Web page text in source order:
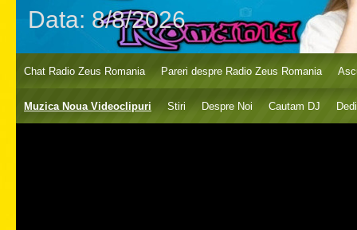
Data: 8/8/2026
Chat Radio Zeus Romania Pareri despre Radio Zeus Romania
Muzica Noua Videoclipuri Stiri Despre Noi Cautam DJ